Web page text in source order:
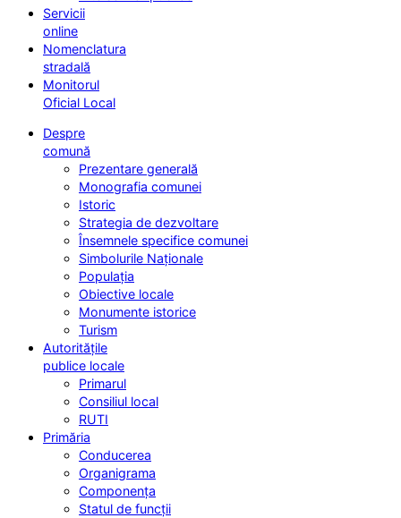
Servicii
online
Nomenclatura
stradală
Monitorul
Oficial Local
Despre
comună
Prezentare generală
Monografia comunei
Istoric
Strategia de dezvoltare
Însemnele specifice comunei
Simbolurile Naționale
Populația
Obiective locale
Monumente istorice
Turism
Autoritățile
publice locale
Primarul
Consiliul local
RUTI
Primăria
Conducerea
Organigrama
Componența
Statul de funcții